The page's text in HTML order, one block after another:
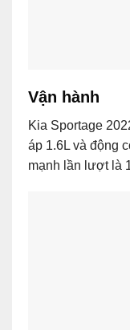
Vận hành
Kia Sportage
áp 1.6L và động
mạnh lần lượt là